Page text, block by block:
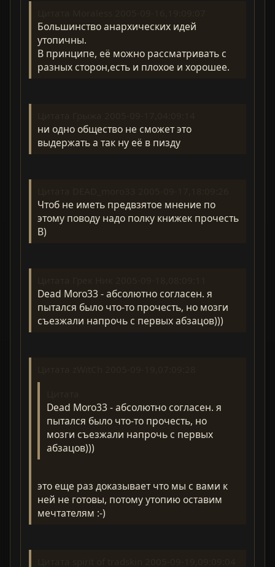
Большинство анархических идей
утопичны.
В принципе, её можно рассматривать с
разных сторон,есть и плохое и хорошее.
ни одно общество не сможет это
выдержать а так ну её в пизду
Чтоб не иметь предвзятое мнение по
этому поводу надо полку книжек прочесть
B)
Dead Moro33 - абсолютно согласен. я
пытался было что-то прочесть, но мозги
съезжали напрочь с первых абзацов)))
Dead Moro33 - абсолютно согласен. я
пытался было что-то прочесть, но
мозги съезжали напрочь с первых
абзацов)))
это еще раз доказывает что мы с вами к
ней не готовы, потому утопию оставим
мечтателям :-)